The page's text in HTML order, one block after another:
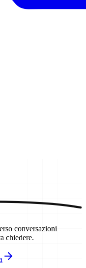
conversazioni
chiedere.